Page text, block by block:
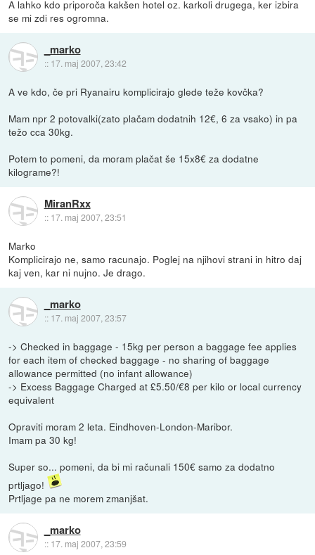
A lahko kdo priporoča kakšen hotel oz. karkoli drugega, ker izbira
se mi zdi res ogromna.
_marko
:: 17. maj 2007, 23:42
A ve kdo, če pri Ryanairu komplicirajo glede teže kovčka?
Mam npr 2 potovalki(zato plačam dodatnih 12€, 6 za vsako) in pa
težo cca 30kg.
Potem to pomeni, da moram plačat še 15x8€ za dodatne
kilograme?!
MiranRxx
:: 17. maj 2007, 23:51
Marko
Komplicirajo ne, samo racunajo. Poglej na njihovi strani in hitro daj
kaj ven, kar ni nujno. Je drago.
_marko
:: 17. maj 2007, 23:57
-> Checked in baggage - 15kg per person a baggage fee applies
for each item of checked baggage - no sharing of baggage
allowance permitted (no infant allowance)
-> Excess Baggage Charged at £5.50/€8 per kilo or local currency
equivalent
Opraviti moram 2 leta. Eindhoven-London-Maribor.
Imam pa 30 kg!
Super so... pomeni, da bi mi računali 150€ samo za dodatno
prtljago!
Prtljage pa ne morem zmanjšat.
_marko
:: 17. maj 2007, 23:59